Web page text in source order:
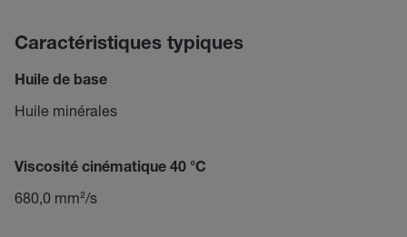
Caractéristiques typiques
Huile de base
Huile minérales
Viscosité cinématique 40 °C
680,0 mm²/s